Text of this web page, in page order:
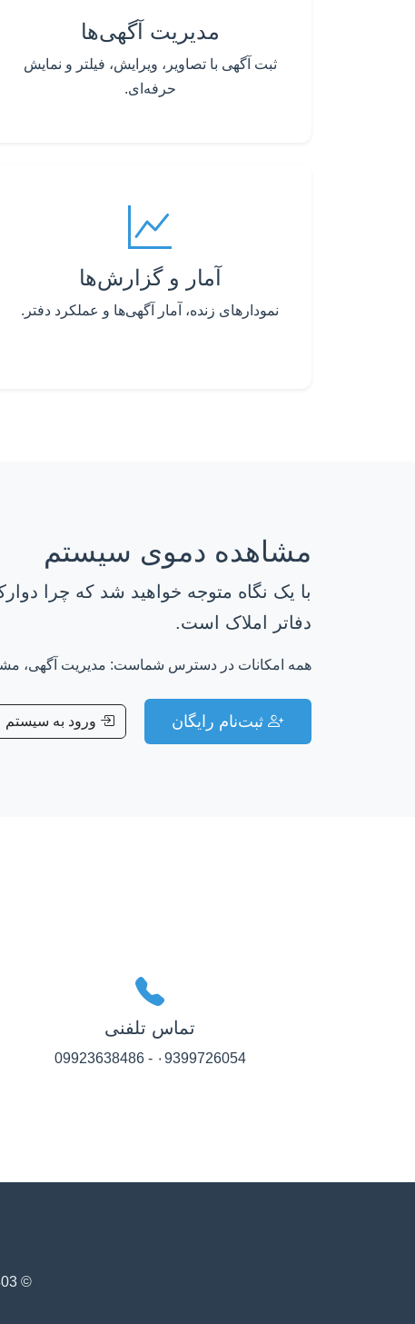
مدیریت آگهی‌ها
ثبت آگهی با تصاویر، ویرایش، فیلتر و نمایش
حرفه‌ای.
آمار و گزارش‌ها
نمودارهای زنده، آمار آگهی‌ها و عملکرد دفتر.
مشاهده دموی سیستم
با یک نگاه متوجه خواهید شد که چرا
دفاتر املاک است.
همه امکانات در دسترس شماست: مدیریت آگهی،
ثبت‌نام رایگان ورود به سیستم
تماس تلفنی
۰9399726054 - 09923638486
© 1403 - سیستم مدیریت آگهی‌های املاک دوارک. تمامی حقوق محفوظ است.